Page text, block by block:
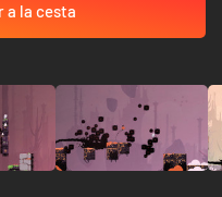
a la cesta